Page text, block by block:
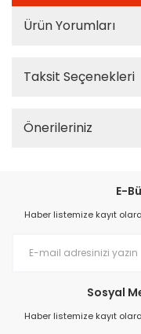
Ürün Yorumları
Taksit Seçenekleri
Önerileriniz
E-
Haber listemize kayıt
Sosyal
Haber listemize kayıt